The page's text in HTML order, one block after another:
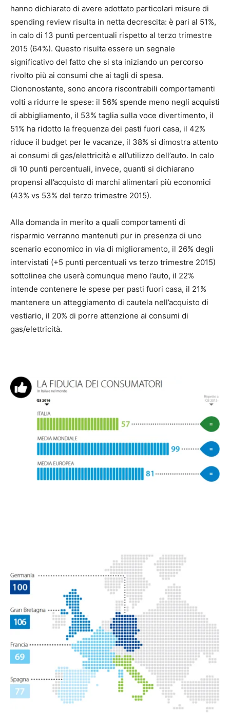
hanno dichiarato di avere adottato particolari misure di
spending review risulta in netta decrescita: è pari al 51%,
in calo di 13 punti percentuali rispetto al terzo trimestre
2015 (64%). Questo risulta essere un segnale
significativo del fatto che si sta iniziando un percorso
rivolto più ai consumi che ai tagli di spesa.
Ciononostante, sono ancora riscontrabili comportamenti
volti a ridurre le spese: il 56% spende meno negli acquisti
di abbigliamento, il 53% taglia sulla voce divertimento, il
51% ha ridotto la frequenza dei pasti fuori casa, il 42%
riduce il budget per le vacanze, il 38% si dimostra attento
ai consumi di gas/elettricità e all’utilizzo dell’auto. In calo
di 10 punti percentuali, invece, quanti si dichiarano
propensi all’acquisto di marchi alimentari più economici
(43% vs 53% del terzo trimestre 2015).
Alla domanda in merito a quali comportamenti di
risparmio verranno mantenuti pur in presenza di uno
scenario economico in via di miglioramento, il 26% degli
intervistati (+5 punti percentuali vs terzo trimestre 2015)
sottolinea che userà comunque meno l’auto, il 22%
intende contenere le spese per pasti fuori casa, il 21%
mantenere un atteggiamento di cautela nell’acquisto di
vestiario, il 20% di porre attenzione ai consumi di
gas/elettricità.